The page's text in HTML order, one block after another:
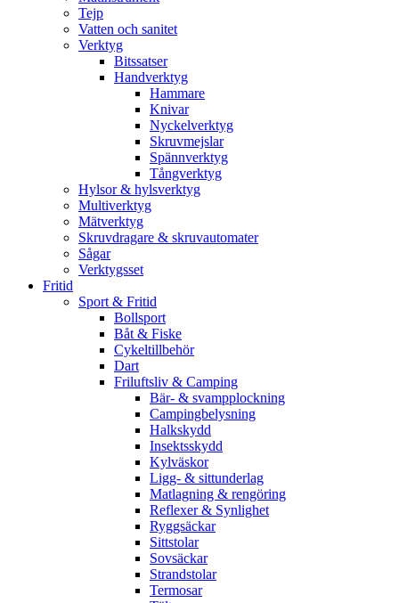
Tejp
Vatten och sanitet
Verktyg
Bitssatser
Handverktyg
Hammare
Knivar
Nyckelverktyg
Skruvmejslar
Spännverktyg
Tångverktyg
Hylsor & hylsverktyg
Multiverktyg
Mätverktyg
Skruvdragare & skruvautomater
Sågar
Verktygsset
Fritid
Sport & Fritid
Bollsport
Båt & Fiske
Cykeltillbehör
Dart
Friluftsliv & Camping
Bär- & svampplockning
Campingbelysning
Halkskydd
Insektsskydd
Kylväskor
Ligg- & sittunderlag
Matlagning & rengöring
Reflexer & Synlighet
Ryggsäckar
Sittstolar
Sovsäckar
Strandstolar
Termosar